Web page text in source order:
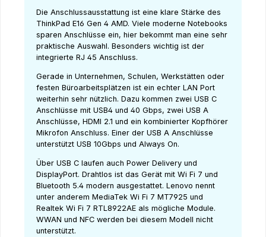
Die Anschlussausstattung ist eine klare Stärke des
ThinkPad E16 Gen 4 AMD. Viele moderne Notebooks
sparen Anschlüsse ein, hier bekommt man eine sehr
praktische Auswahl. Besonders wichtig ist der
integrierte RJ 45 Anschluss.
Gerade in Unternehmen, Schulen, Werkstätten oder
festen Büroarbeitsplätzen ist ein echter LAN Port
weiterhin sehr nützlich. Dazu kommen zwei USB C
Anschlüsse mit USB4 und 40 Gbps, zwei USB A
Anschlüsse, HDMI 2.1 und ein kombinierter Kopfhörer
Mikrofon Anschluss. Einer der USB A Anschlüsse
unterstützt USB 10Gbps und Always On.
Über USB C laufen auch Power Delivery und
DisplayPort. Drahtlos ist das Gerät mit Wi Fi 7 und
Bluetooth 5.4 modern ausgestattet. Lenovo nennt
unter anderem MediaTek Wi Fi 7 MT7925 und
Realtek Wi Fi 7 RTL8922AE als mögliche Module.
WWAN und NFC werden bei diesem Modell nicht
unterstützt.